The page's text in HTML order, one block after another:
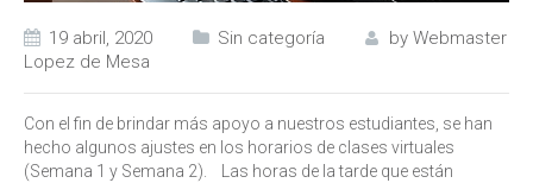
19 abril, 2020 Sin categoría by Webmaster
Lopez de Mesa
Con el fin de brindar más apoyo a nuestros estudiantes, se han
hecho algunos ajustes en los horarios de clases virtuales
(Semana 1 y Semana 2). Las horas de la tarde que están